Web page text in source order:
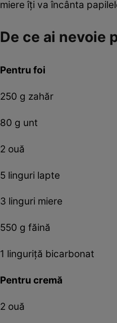
miere îţi va încânta
De ce ai nevoie
Pentru foi
250 g zahăr
80 g unt
2 ouă
5 linguri lapte
3 linguri miere
550 g făină
1 linguriţă bicarbonat
Pentru cremă
2 ouă